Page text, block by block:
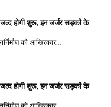
होगी शुरू, इन जर्जर सड़कों के
को आखिरकार...
होगी शुरू, इन जर्जर सड़कों के